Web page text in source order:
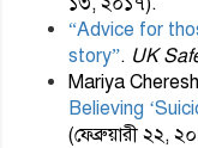
“Advice for
story”. UK
Mariya
Believing
(ফেব্রুয়ারী ২২,